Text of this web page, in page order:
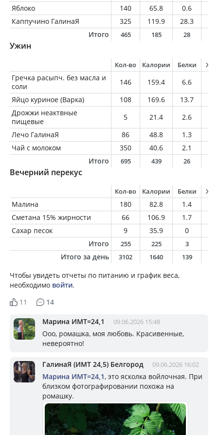
Яблоко 140 65.8 0.6
Каппучино ГалинаЯ
325 119.9 28.3
Итого
465 185 28
Ужин
Кол-во Калории Белки
Гречка расыпч. без масла и
соли
146 159.4 6.6
Яйцо куриное (Варка)
108 169.6 13.7
Дрожжи неактвные
пищевые
5 21.4 2.6
Лечо ГалинаЯ
86 48.8 1.3
Чай с молоком
350 40.6 2.1
Итого
695 439 26
Вечерний перекус
Кол-во Калории Белки
Малина 180 82.8 1.4
Сметана 15% жирности
66 106.9 1.7
Сахар песок
9 35.9 0
Итого
255 225 3
Итого за день 3102 1640 139
Чтобы увидеть отчеты по питанию и график веса,
необходимо войти.
11
14
Марина ИМТ=24,1 09.06.2026 15:48
Ооо, ромашка, моя любовь. Красивенные,
невероятно!
ГалинаЯ (ИМТ 24,5) Белгород 09.06.2026 16:02
Марина ИМТ=24,1, это ясколка войлочная. При
близком фотографировании похожа на
ромашку.